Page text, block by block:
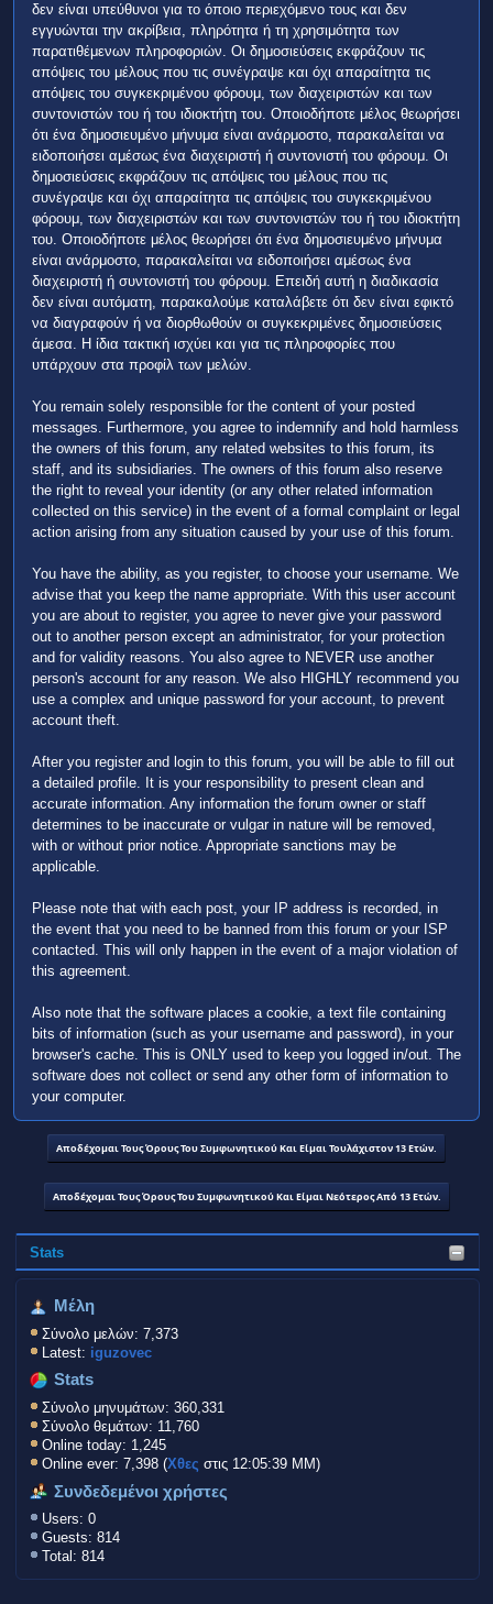
Stats
Μέλη
Σύνολο μελών: 7,373
Latest: iguzovec
Stats
Σύνολο μηνυμάτων: 360,331
Σύνολο θεμάτων: 11,760
Online today: 1,245
Online ever: 7,398 (Χθες στις 12:05:39 ΜΜ)
Συνδεδεμένοι χρήστες
Users: 0
Guests: 814
Total: 814
δεν είναι υπεύθυνοι για το όποιο περιεχόμενο τους και δεν
εγγυώνται την ακρίβεια, πληρότητα ή τη χρησιμότητα των
παρατιθέμενων πληροφοριών. Οι δημοσιεύσεις εκφράζουν τις
απόψεις του μέλους που τις συνέγραψε και όχι απαραίτητα τις
απόψεις του συγκεκριμένου φόρουμ, των διαχειριστών και των
συντονιστών του ή του ιδιοκτήτη του. Οποιοδήποτε μέλος θεωρήσει
ότι ένα δημοσιευμένο μήνυμα είναι ανάρμοστο, παρακαλείται να
ειδοποιήσει αμέσως ένα διαχειριστή ή συντονιστή του φόρουμ. Οι
δημοσιεύσεις εκφράζουν τις απόψεις του μέλους που τις
συνέγραψε και όχι απαραίτητα τις απόψεις του συγκεκριμένου
φόρουμ, των διαχειριστών και των συντονιστών του ή του ιδιοκτήτη
του. Οποιοδήποτε μέλος θεωρήσει ότι ένα δημοσιευμένο μήνυμα
είναι ανάρμοστο, παρακαλείται να ειδοποιήσει αμέσως ένα
διαχειριστή ή συντονιστή του φόρουμ. Επειδή αυτή η διαδικασία
δεν είναι αυτόματη, παρακαλούμε καταλάβετε ότι δεν είναι εφικτό
να διαγραφούν ή να διορθωθούν οι συγκεκριμένες δημοσιεύσεις
άμεσα. Η ίδια τακτική ισχύει και για τις πληροφορίες που
υπάρχουν στα προφίλ των μελών.
You remain solely responsible for the content of your posted
messages. Furthermore, you agree to indemnify and hold harmless
the owners of this forum, any related websites to this forum, its
staff, and its subsidiaries. The owners of this forum also reserve
the right to reveal your identity (or any other related information
collected on this service) in the event of a formal complaint or legal
action arising from any situation caused by your use of this forum.
You have the ability, as you register, to choose your username. We
advise that you keep the name appropriate. With this user account
you are about to register, you agree to never give your password
out to another person except an administrator, for your protection
and for validity reasons. You also agree to NEVER use another
person's account for any reason. We also HIGHLY recommend you
use a complex and unique password for your account, to prevent
account theft.
After you register and login to this forum, you will be able to fill out
a detailed profile. It is your responsibility to present clean and
accurate information. Any information the forum owner or staff
determines to be inaccurate or vulgar in nature will be removed,
with or without prior notice. Appropriate sanctions may be
applicable.
Please note that with each post, your IP address is recorded, in
the event that you need to be banned from this forum or your ISP
contacted. This will only happen in the event of a major violation of
this agreement.
Also note that the software places a cookie, a text file containing
bits of information (such as your username and password), in your
browser's cache. This is ONLY used to keep you logged in/out. The
software does not collect or send any other form of information to
your computer.